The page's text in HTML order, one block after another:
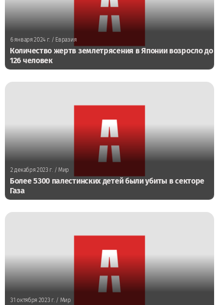
6 января 2024 г. / Евразия
Количество жертв землетрясения в Японии возросло до
126 человек
2 декабря 2023 г./ Мир
Более 5300 палестинских детей были убиты в секторе
Газа
31 октября 2023 г. / Мир